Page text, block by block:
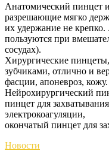
Анатомический пинцет
разрешающие мягко
их удержание не
пользуются при
сосудах).
Хирургические
зубчиками, отлично и
фасции, апоневроз,
Нейрохирургический
пинцет для
электрокоагуляции,
окончатый пинцет для
Новости